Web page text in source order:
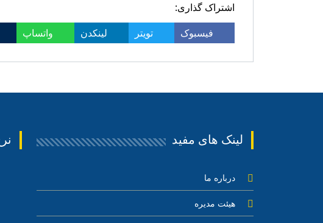
اشتراک گذاری:
فیسبوک
تویتر لینکدن واتساپ
لینک های مفید
درباره ما
هیئت مدیره